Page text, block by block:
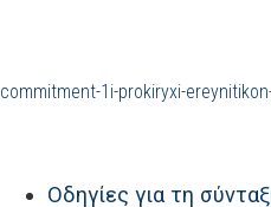
commitment-1i-prokiryxi-
Οδηγίες για τη